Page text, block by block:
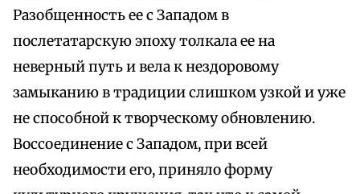
Разобщенность ее с Западом в
послетатарскую эпоху толкала ее на
неверный путь и вела к нездоровому
замыканию в традиции слишком узкой и уже
не способной к творческому обновлению.
Воссоединение с Западом, при всей
необходимости его, приняло форму